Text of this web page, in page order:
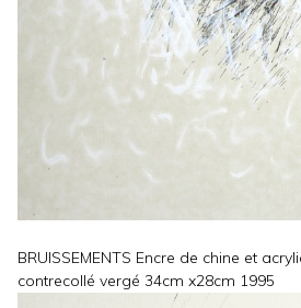
BRUISSEMENTS Encre de chine et
contrecollé vergé 34cm x28cm 1995